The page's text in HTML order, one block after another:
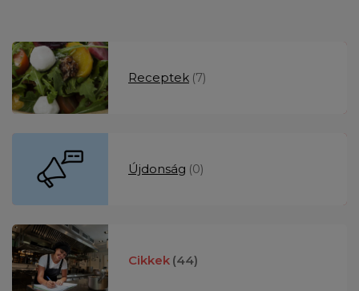
Receptek (7)
Újdonság (0)
Cikkek (44)